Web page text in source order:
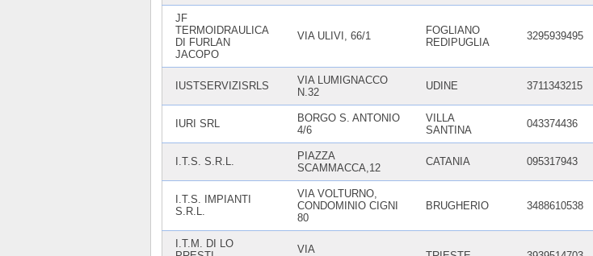
JF
TERMOIDRAULICA
DI FURLAN
JACOPO
VIA ULIVI, 66/1
FOGLIANO
REDIPUGLIA
3295939495
IUSTSERVIZISRLS
VIA LUMIGNACCO
N.32
UDINE 3711343215
IURI SRL
BORGO S. ANTONIO
4/6
VILLA
SANTINA
043374436
I.T.S. S.R.L.
PIAZZA
SCAMMACCA,12
CATANIA 095317943
I.T.S. IMPIANTI
S.R.L.
VIA VOLTURNO,
CONDOMINIO CIGNI
80
BRUGHERIO 3488610538
I.T.M. DI LO
VIA